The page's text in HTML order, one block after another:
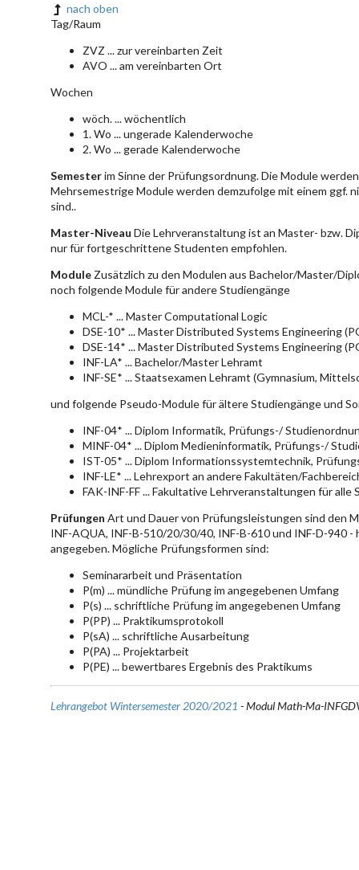
nach oben
Tag/Raum
ZVZ ... zur vereinbarten Zeit
AVO ... am vereinbarten Ort
Wochen
wöch. ... wöchentlich
1. Wo ... ungerade Kalenderwoche
2. Wo ... gerade Kalenderwoche
Semesterim Sinne der Prüfungsordnung. Die Module
Mehrsemestrige Module werden demzufolge mit einem ggf.
sind..
Master-Niveau Die Lehrveranstaltung ist an Master- bzw.
nur für fortgeschrittene Studenten empfohlen.
Module Zusätzlich zu den Modulen aus Bachelor/Master/
noch folgende Module für andere Studiengänge
MCL-* ... Master Computational Logic
DSE-10* ... Master Distributed Systems Engineering
DSE-14* ... Master Distributed Systems Engineering
INF-LA* ... Bachelor/Master Lehramt
INF-SE* ... Staatsexamen Lehramt (Gymnasium,
und folgende Pseudo-Module für ältere Studiengänge und
INF-04* ... Diplom Informatik, Prüfungs-/
MINF-04* ... Diplom Medieninformatik, Prüfungs-/
IST-05* ... Diplom Informationssystemtechnik,
INF-LE* ... Lehrexport an andere Fakultäten/
FAK-INF-FF ... Fakultative Lehrveranstaltungen für
Prüfungen Art und Dauer von Prüfungsleistungen sind den
INF-AQUA, INF-B-510/20/30/40, INF-B-610 und INF-D-940
angegeben. Mögliche Prüfungsformen sind:
Seminararbeit und Präsentation
P(m) ... mündliche Prüfung im angegebenen Umfang
P(s) ... schriftliche Prüfung im angegebenen Umfang
P(PP) ... Praktikumsprotokoll
P(sA) ... schriftliche Ausarbeitung
P(PA) ... Projektarbeit
P(PE) ... bewertbares Ergebnis des Praktikums
Lehrangebot Wintersemester 2020/2021 - Modul Math-Ma-